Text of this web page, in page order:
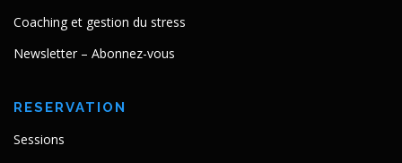
Coaching et gestion du stress
Newsletter – Abonnez-vous
RESERVATION
Sessions